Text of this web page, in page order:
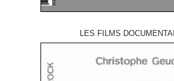
LES FILMS